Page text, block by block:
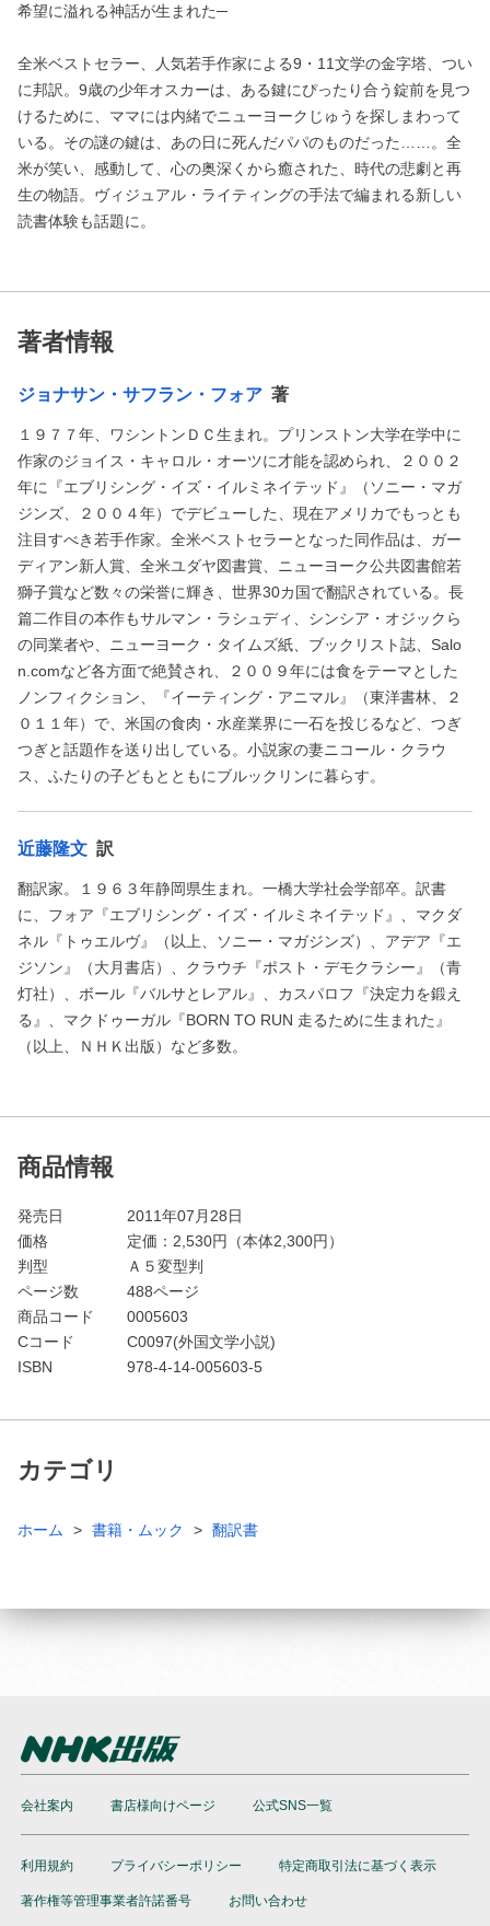
希望に溢れる神話が生まれた─
全米ベストセラー、人気若手作家による9・11文学の金字塔、つい
に邦訳。9歳の少年オスカーは、ある鍵にぴったり合う錠前を見つ
けるために、ママには内緒でニューヨークじゅうを探しまわって
いる。その謎の鍵は、あの日に死んだパパのものだった……。全
米が笑い、感動して、心の奥深くから癒された、時代の悲劇と再
生の物語。ヴィジュアル・ライティングの手法で編まれる新しい
読書体験も話題に。
著者情報
ジョナサン・サフラン・フォア 著
１９７７年、ワシントンＤＣ生まれ。プリンストン大学在学中に
作家のジョイス・キャロル・オーツに才能を認められ、２００２
年に『エブリシング・イズ・イルミネイテッド』（ソニー・マガ
ジンズ、２００４年）でデビューした、現在アメリカでもっとも
注目すべき若手作家。全米ベストセラーとなった同作品は、ガー
ディアン新人賞、全米ユダヤ図書賞、ニューヨーク公共図書館若
獅子賞など数々の栄誉に輝き、世界30カ国で翻訳されている。長
篇二作目の本作もサルマン・ラシュディ、シンシア・オジックら
の同業者や、ニューヨーク・タイムズ紙、ブックリスト誌、Salo
n.comなど各方面で絶賛され、２００９年には食をテーマとした
ノンフィクション、『イーティング・アニマル』（東洋書林、２
０１１年）で、米国の食肉・水産業界に一石を投じるなど、つぎ
つぎと話題作を送り出している。小説家の妻ニコール・クラウ
ス、ふたりの子どもとともにブルックリンに暮らす。
近藤隆文 訳
翻訳家。１９６３年静岡県生まれ。一橋大学社会学部卒。訳書
に、フォア『エブリシング・イズ・イルミネイテッド』、マクダ
ネル『トゥエルヴ』（以上、ソニー・マガジンズ）、アデア『エ
ジソン』（大月書店）、クラウチ『ポスト・デモクラシー』（青
灯社）、ボール『バルサとレアル』、カスパロフ『決定力を鍛え
る』、マクドゥーガル『BORN TO RUN 走るために生まれた』
（以上、ＮＨＫ出版）など多数。
商品情報
発売日
2011年07月28日
価格
定価： 2,530円（本体2,300円）
判型
Ａ５変型判
ページ数
488ページ
商品コード
0005603
Cコード
C0097(外国文学小説)
ISBN
978-4-14-005603-5
カテゴリ
ホーム 書籍・ムック 翻訳書
会社案内 書店様向けページ 公式SNS一覧
利用規約 プライバシーポリシー 特定商取引法に基づく表示
著作権等管理事業者許諾番号 お問い合わせ